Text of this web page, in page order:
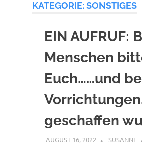
KATEGORIE:SONSTIGES
EIN AUFRUF:
Menschen
Euch……und
geschaffen
AUGUST 16, 2022 SUSANNE